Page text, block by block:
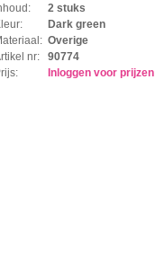
2 stuks
Dark green
Overige
nr:
90774
Inloggen voor prijzen